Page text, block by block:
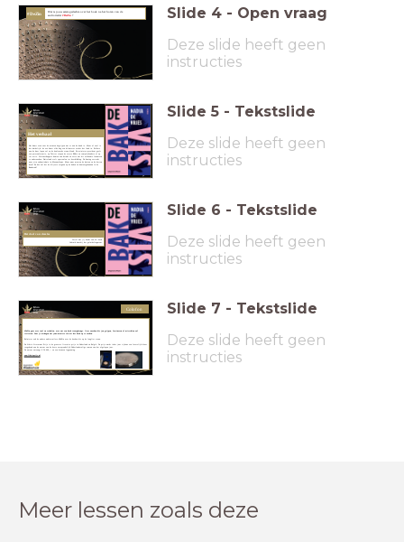
#DeZin Wat is jouw eerste gedachte over het boek na het horen van de
audiotrailer #DeZin? Slide 4 - Open vraag
Deze slide heeft geen
instructies
Het verhaal
Het duurt even voor de mensen begrijpen wat er aan de hand is. Maar al snel is
het duidelijk: de zee komt elke dag een kilometer verder het land in. Polders
aan de kust lopen vol en de boulevards staan blank. De minister-president geeft
een persconferentie, op Twitter roepen de eerste BN'ers en complotdenkers al op
tot actie. Wetenschappers komen van heinde en verre om dit zeldzame fenomeen
te onderzoeken. Duitsland stelt sportzalen ter beschikking. De koning vertrekt
naar zijn vakantiehuis in Mozambique. Maar waar moeten de duiven en de herten
heen? En hoe zal het de blijvers vergaan op de daken en kantoorgebouwen in de
Randstad?
Slide 5 - Tekstslide
Deze slide heeft geen
instructies
Het doel van deze les
Vertel wat jij denkt van dit boek.
Gebruik daarbij het geluidsfragment.
Slide 6 - Tekstslide
Deze slide heeft geen
instructies
Colofon Slide 7 - Tekstslide
Deze slide heeft geen
instructies
Meer lessen zoals deze